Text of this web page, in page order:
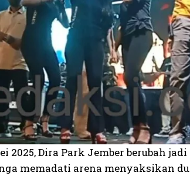
2025, Dira Park Jember berubah
memadati arena menyaksikan